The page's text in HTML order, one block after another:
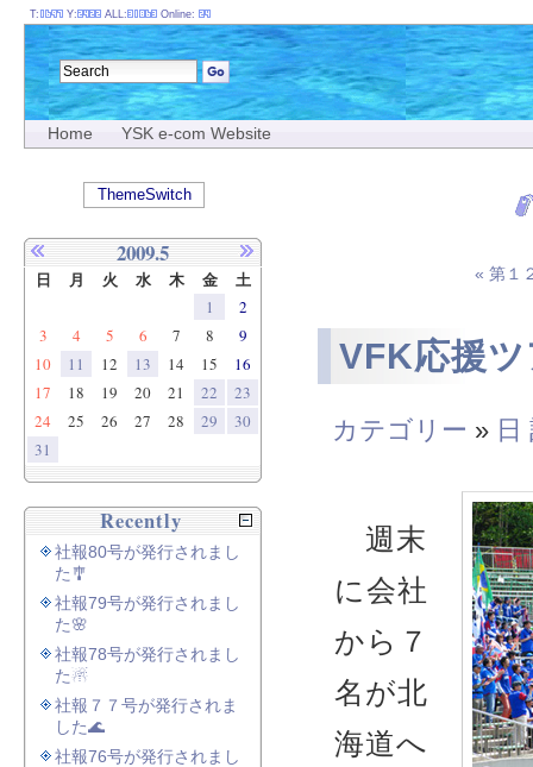
Home YSK e-com Website
« 第１
VFK応援
カテゴリー » 日
週末
に会社
から７
名が北
海道へ
T: Y: ALL: Online:
ThemeSwitch
2009.5
日 月 火 水 木 金 土
1
2
3
4 5 6 7 8
9
10
11 12 13 14 15
16
17
18 19 20 21 22
23
24
25 26 27 28 29
30
31
Recently
社報80号が発行されまし
た🎐
社報79号が発行されまし
た🌸
社報78号が発行されまし
た☃
社報７７号が発行されま
した🌊
社報76号が発行されまし